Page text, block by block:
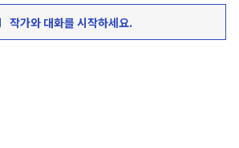
작가와 대화를 시작하세요.